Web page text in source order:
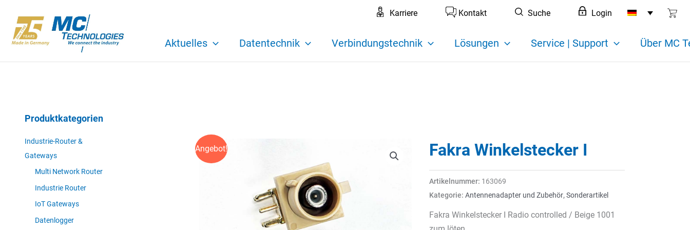
Inhalt
springen
Karriere Kontakt Suche Login
Aktuelles Datentechnik Verbindungstechnik Lösungen Service | Support Über MC
Produktkategorien
Industrie-Router &
Gateways
Multi Network Router
Industrie Router
IoT Gateways
Datenlogger
Angebot! Fakra Winkelstecker I
Artikelnummer: 163069
Kategorie: Antennenadapter und Zubehör,Sonderartikel
Fakra Winkelstecker I Radio controlled / Beige 1001